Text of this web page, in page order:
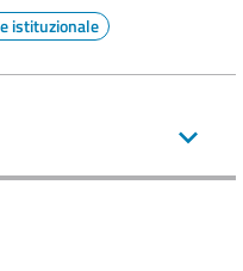
istituzionale